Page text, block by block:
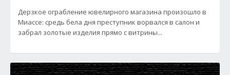
Дерзкое ограбление ювелирного магазина произошло в
Миассе: средь бела дня преступник ворвался в салон и
забрал золотые изделия прямо с витрины...